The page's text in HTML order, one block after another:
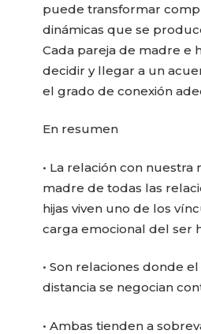
puede transformar
dinámicas que se
Cada pareja de madre e
decidir y llegar a un
el grado de conexión
En resumen
• La relación con nuestra
madre de todas las
hijas viven uno de los
carga emocional del ser
• Son relaciones donde
distancia se negocian
• Ambas tienden a